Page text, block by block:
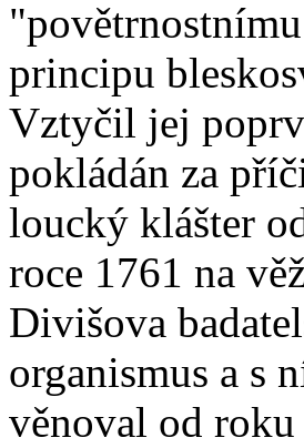
principu
Vztyčil jej
pokládán za
loucký klášter
roce 1761 na
Divišova
organismus a s
věnoval od roku